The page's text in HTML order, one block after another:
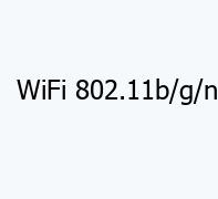
WiFi 802.11b/g/n